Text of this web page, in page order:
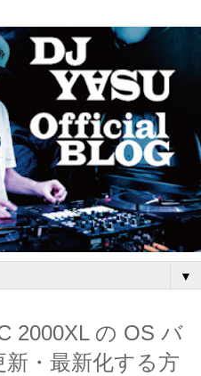
▼
2000XL の OS バ
・最新化する方